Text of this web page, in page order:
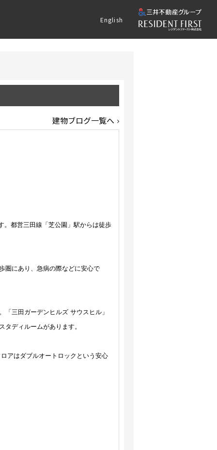
English
建物ブログ一覧へ
。都営三田線「芝公園」駅からは徒歩
圏にあり、急病の際などに安心で
三田ガーデンヒルズ サウスヒル」
ディルームがあります。
アはダブルオートロックという安心